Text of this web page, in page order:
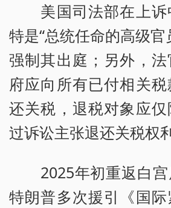
美国司法部在上诉
特是“总统任命的高级官
强制其出庭；另外，
府应向所有已付相关
还关税，退税对象应
过诉讼主张退还关税权
2025年初重返白宫
特朗普多次援引《国